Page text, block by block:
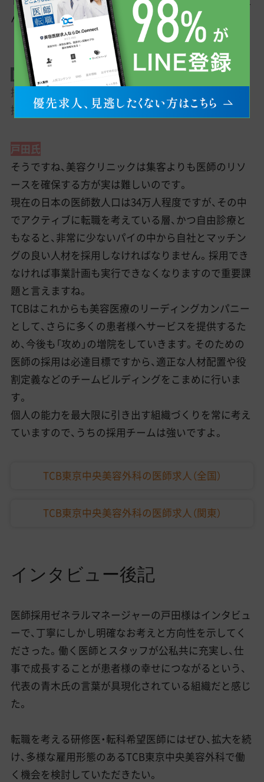
んでいます。
ドクターコネクト
採用に特化したチームを持っていらっしゃいますが、
採用は重要な経営課題とお考えですか。
戸田氏
そうですね、美容クリニックは集客よりも医師のリソ
ースを確保する方が実は難しいのです。
現在の日本の医師数人口は34万人程度ですが、その中
でアクティブに転職を考えている層、かつ自由診療と
もなると、非常に少ないパイの中から自社とマッチン
グの良い人材を採用しなければなりません。採用でき
なければ事業計画も実行できなくなりますので重要課
題と言えますね。
TCBはこれからも美容医療のリーディングカンパニー
として、さらに多くの患者様へサービスを提供するた
め、今後も「攻め」の増院をしていきます。そのための
医師の採用は必達目標ですから、適正な人材配置や役
割定義などのチームビルディングをこまめに行いま
す。
個人の能力を最大限に引き出す組織づくりを常に考え
ていますので、うちの採用チームは強いですよ。
TCB東京中央美容外科の医師求人（全国）
TCB東京中央美容外科の医師求人（関東）
インタビュー後記
医師採用ゼネラルマネージャーの戸田様はインタビュ
ーで、丁寧にしかし明確なお考えと方向性を示してく
ださった。働く医師とスタッフが公私共に充実し、仕
事で成長することが患者様の幸せにつながるという、
代表の青木氏の言葉が具現化されている組織だと感じ
た。
転職を考える研修医・転科希望医師にはぜひ、拡大を続
け、多様な雇用形態のあるTCB東京中央美容外科で働
く機会を検討していただきたい。